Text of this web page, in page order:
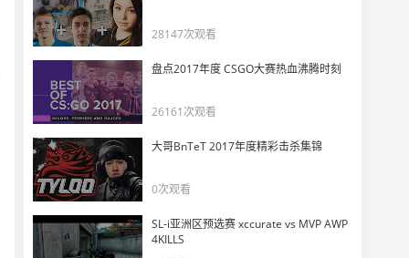
现场视频：NaVi晋级决赛
【NAVI vs G2】太准了！m0NESY铁板四杀
28147次观看
盘点2017年度 CSGO大赛热血沸腾时刻
26161次观看
大哥BnTeT 2017年度精彩击杀集锦
0次观看
SL-i亚洲区预选赛 xccurate vs MVP AWP
4KILLS